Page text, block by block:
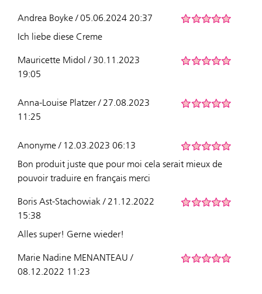
Andrea Boyke / 05.06.2024 20:37
Ich liebe diese Creme
Mauricette Midol / 30.11.2023
19:05
Anna-Louise Platzer / 27.08.2023
11:25
Anonyme / 12.03.2023 06:13
Bon produit juste que pour moi cela serait mieux de
pouvoir traduire en français merci
Boris Ast-Stachowiak / 21.12.2022
15:38
Alles super! Gerne wieder!
Marie Nadine MENANTEAU /
08.12.2022 11:23